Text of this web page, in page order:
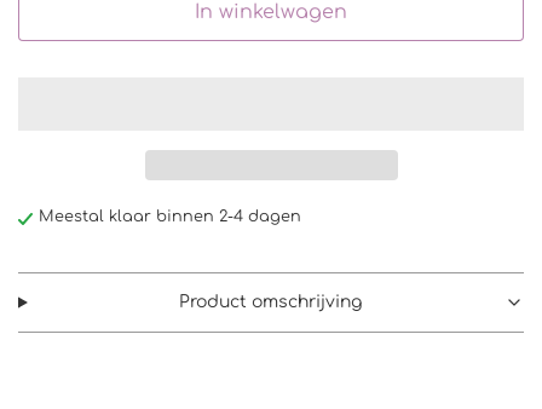
In winkelwagen
Meestal klaar binnen 2-4 dagen
Product omschrijving